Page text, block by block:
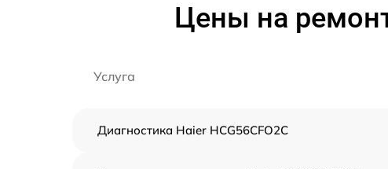
Цены на
Услуга
Диагностика Haier HCG56CFO2C